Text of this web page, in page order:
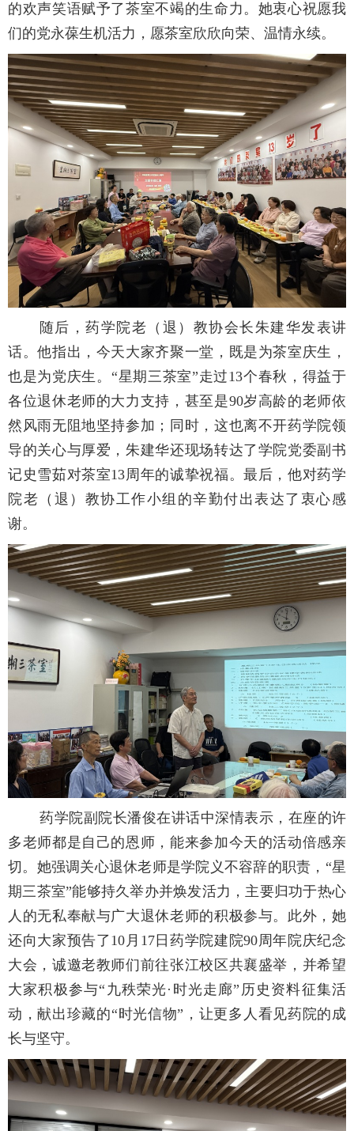
的欢声笑语赋予了茶室不竭的生命力。她衷心祝愿我
们的党永葆生机活力，愿茶室欣欣向荣、温情永续。
随后，药学院老（退）教协会长朱建华发表讲
话。他指出，今天大家齐聚一堂，既是为茶室庆生，
也是为党庆生。“星期三茶室”走过13个春秋，得益于
各位退休老师的大力支持，甚至是90岁高龄的老师依
然风雨无阻地坚持参加；同时，这也离不开药学院领
导的关心与厚爱，朱建华还现场转达了学院党委副书
记史雪茹对茶室13周年的诚挚祝福。最后，他对药学
院老（退）教协工作小组的辛勤付出表达了衷心感
谢。
药学院副院长潘俊在讲话中深情表示，在座的许
多老师都是自己的恩师，能来参加今天的活动倍感亲
切。她强调关心退休老师是学院义不容辞的职责，“星
期三茶室”能够持久举办并焕发活力，主要归功于热心
人的无私奉献与广大退休老师的积极参与。此外，她
还向大家预告了10月17日药学院建院90周年院庆纪念
大会，诚邀老教师们前往张江校区共襄盛举，并希望
大家积极参与“九秩荣光·时光走廊”历史资料征集活
动，献出珍藏的“时光信物”，让更多人看见药院的成
长与坚守。